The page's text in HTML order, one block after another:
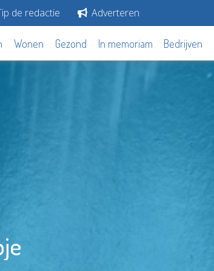
de redactie Adverteren
Wonen Gezond In memoriam Bedrijven